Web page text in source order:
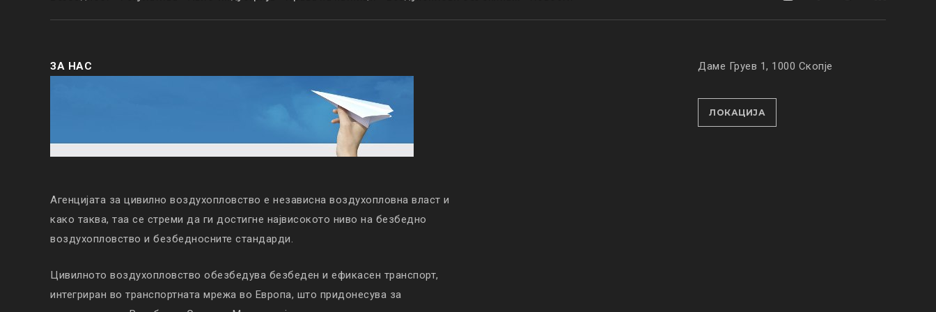
ЗА НАС
Агенцијата за цивилно воздухопловство е независна воздухопловна власт и
како таква, таа се стреми да ги достигне највисокото ниво на безбедно
воздухопловство и безбедносните стандарди.
Цивилното воздухопловство обезбедува безбеден и ефикасен транспорт,
интегриран во транспортната мрежа во Европа, што придонесува за
Даме Груев 1, 1000 Скопје
ЛОКАЦИЈА